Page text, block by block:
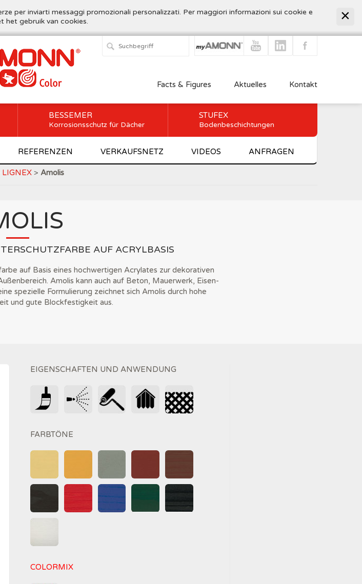
per inviarti messaggi promozionali personalizzati. Per maggiori informazioni sui cookie e
het gebruik van cookies.
Facts & Figures Aktuelles Kontakt
REFERENZEN VERKAUFSNETZ VIDEOS ANFRAGEN
BESSEMER
Korrosionsschutz für Dächer
STUFEX
Bodenbeschichtungen
LIGNEX> Amolis
AUF ACRYLBASIS
auf Basis eines hochwertigen Acrylates zur dekorativen
Amolis kann auch auf Beton, Mauerwerk, Eisen-
spezielle Formulierung zeichnet sich Amolis durch hohe
und gute Blockfestigkeit aus.
EIGENSCHAFTEN UND ANWENDUNG
FARBTÖNE
COLORMIX